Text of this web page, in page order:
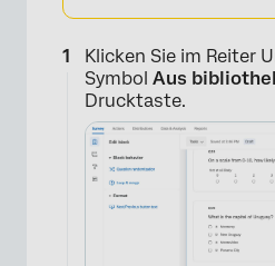
Klicken Sie im Reiter
Symbol Aus
Drucktaste.